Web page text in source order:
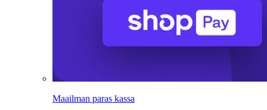
Maailman paras kassa